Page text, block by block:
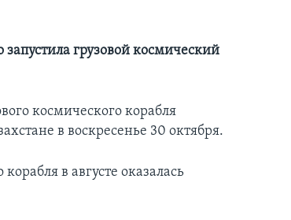
запустила грузовой космический
космического корабля
в воскресенье 30 октября.
в августе оказалась